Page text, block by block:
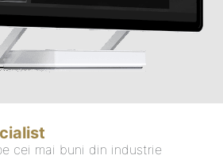
cei mai buni din industrie